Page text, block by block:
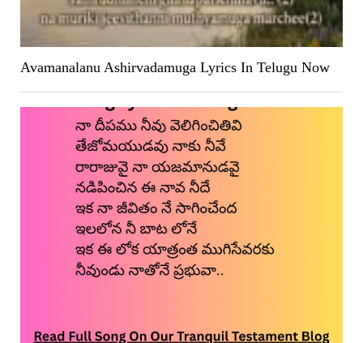
Avamanalanu Ashirvadamuga Lyrics In Telugu Now